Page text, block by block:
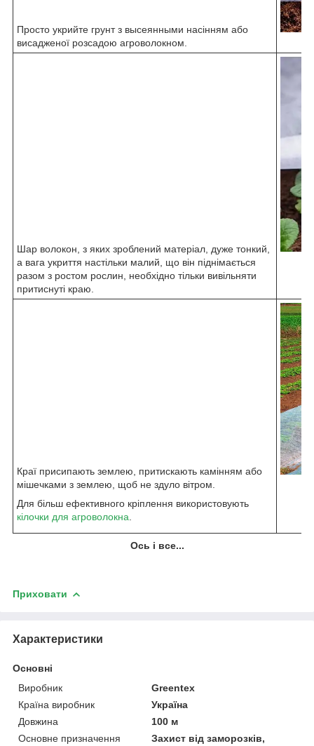
Просто укрийте грунт з высеянными насінням або
висадженої розсадою агроволокном.
Шар волокон, з яких зроблений матеріал, дуже тонкий,
а вага укриття настільки малий, що він піднімається
разом з ростом рослин, необхідно тільки вивільняти
притиснуті краю.
Краї присипають землею, притискають камінням або
мішечками з землею, щоб не здуло вітром.
Для більш ефективного кріплення використовують
кілочки для агроволокна
Ось і все...
Приховати
Характеристики
Основні
Виробник
Greentex
Країна виробник
Україна
Довжина
100 м
Основне призначення
Захист від заморозків,